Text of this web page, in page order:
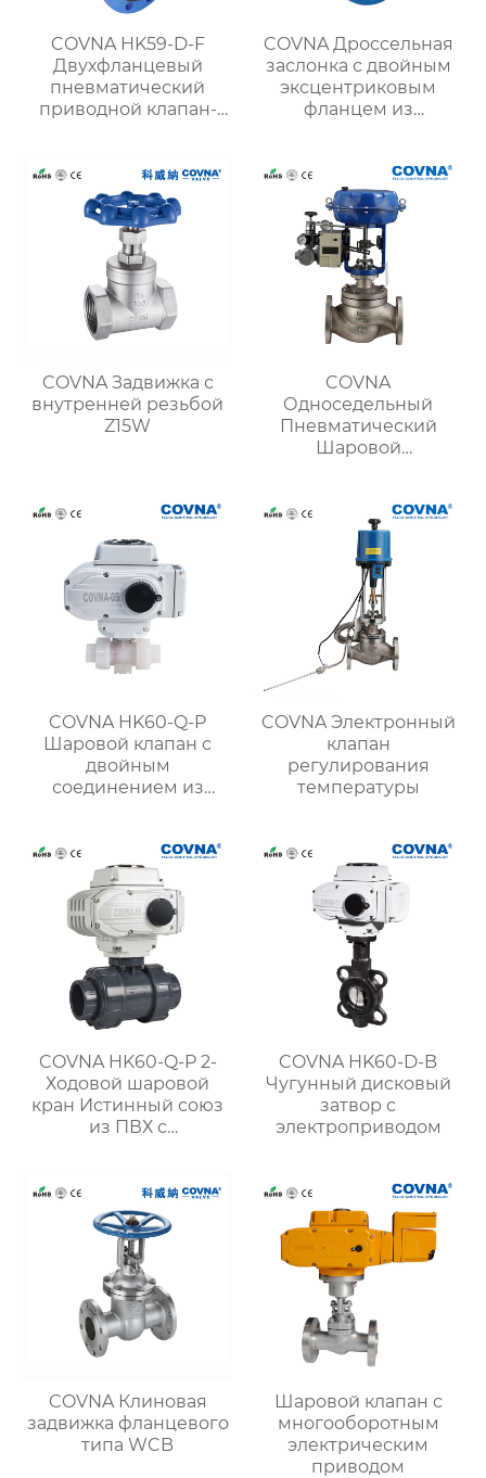
COVNA HK59-D-F
Двухфланцевый
пневматический
приводной клапан-
COVNA Дроссельная
заслонка с двойным
эксцентриковым
фланцем из
COVNA Задвижка с
внутренней резьбой
Z15W
COVNA
Односедельный
Пневматический
Шаровой
COVNA HK60-Q-P
Шаровой клапан с
двойным
соединением из
COVNA Электронный
клапан
регулирования
температуры
COVNA HK60-Q-P 2-
Ходовой шаровой
кран Истинный союз
из ПВХ с
COVNA HK60-D-B
Чугунный дисковый
затвор с
электроприводом
COVNA Клиновая
задвижка фланцевого
типа WCB
Шаровой клапан с
многооборотным
электрическим
приводом